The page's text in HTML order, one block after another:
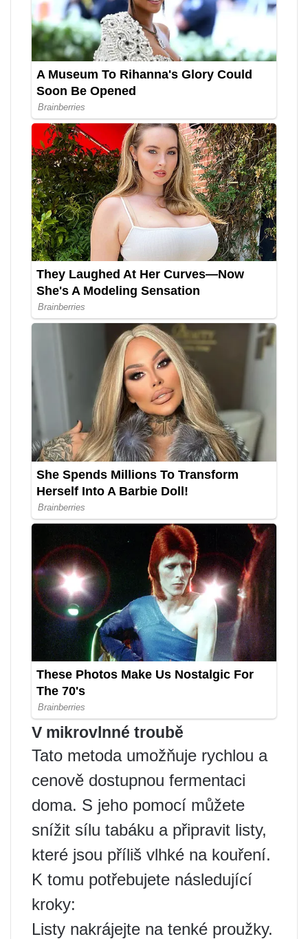
V mikrovlnné troubě
Tato metoda umožňuje rychlou a
cenově dostupnou fermentaci
doma. S jeho pomocí můžete
snížit sílu tabáku a připravit listy,
které jsou příliš vlhké na kouření.
K tomu potřebujete následující
kroky:
Listy nakrájejte na tenké proužky.